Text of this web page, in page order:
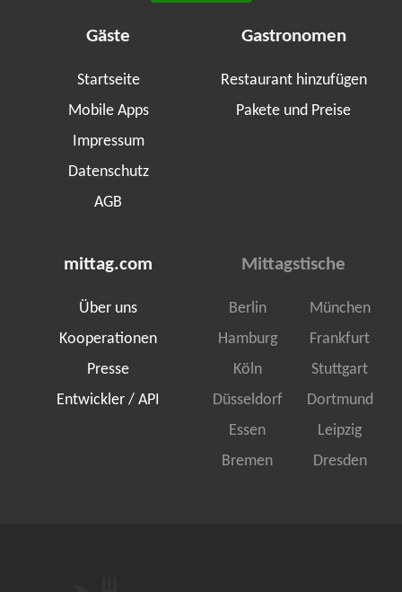
Gäste
Startseite
Mobile Apps
Impressum
Datenschutz
AGB
Gastronomen
Restaurant hinzufügen
Pakete und Preise
mittag.com
Über uns
Kooperationen
Presse
Entwickler / API
Mittagstische
Berlin
München
Hamburg
Frankfurt
Köln
Stuttgart
Düsseldorf
Dortmund
Essen
Leipzig
Bremen
Dresden